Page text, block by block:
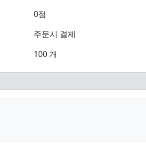
0점
주문시 결제
100 개